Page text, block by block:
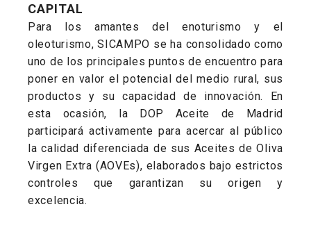
CAPITAL
Para los amantes del enoturismo y el
oleoturismo, SICAMPO se ha consolidado como
uno de los principales puntos de encuentro para
poner en valor el potencial del medio rural, sus
productos y su capacidad de innovación. En
esta ocasión, la DOP Aceite de Madrid
participará activamente para acercar al público
la calidad diferenciada de sus Aceites de Oliva
Virgen Extra (AOVEs), elaborados bajo estrictos
controles que garantizan su origen y
excelencia.